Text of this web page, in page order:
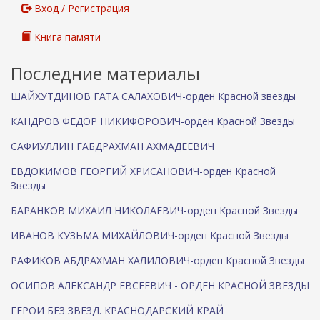
Вход / Регистрация
Книга памяти
Последние материалы
ШАЙХУТДИНОВ ГАТА САЛАХОВИЧ-орден Красной звезды
КАНДРОВ ФЕДОР НИКИФОРОВИЧ-орден Красной Звезды
САФИУЛЛИН ГАБДРАХМАН АХМАДЕЕВИЧ
ЕВДОКИМОВ ГЕОРГИЙ ХРИСАНОВИЧ-орден Красной
Звезды
БАРАНКОВ МИХАИЛ НИКОЛАЕВИЧ-орден Красной Звезды
ИВАНОВ КУЗЬМА МИХАЙЛОВИЧ-орден Красной Звезды
РАФИКОВ АБДРАХМАН ХАЛИЛОВИЧ-орден Красной Звезды
ОСИПОВ АЛЕКСАНДР ЕВСЕЕВИЧ - ОРДЕН КРАСНОЙ ЗВЕЗДЫ
ГЕРОИ БЕЗ ЗВЕЗД. КРАСНОДАРСКИЙ КРАЙ